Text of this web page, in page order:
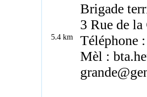
5.4 km
Brigade
3 Rue de
Téléphone
Mèl :